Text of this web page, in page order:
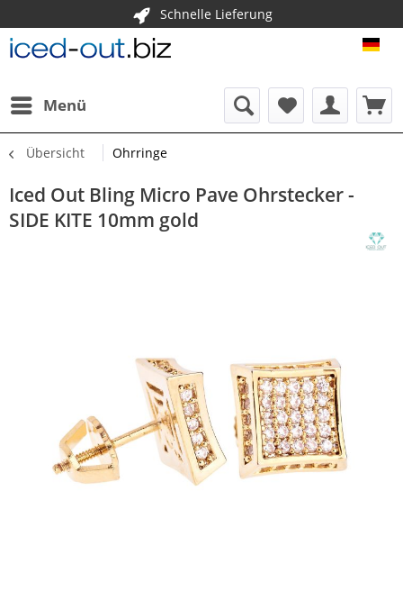
Schnelle Lieferung
Menü
Übersicht Ohrringe
Iced Out Bling Micro Pave Ohrstecker -
SIDE KITE 10mm gold